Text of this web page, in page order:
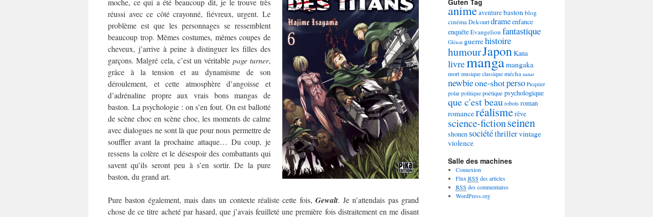
moche, ce qui a été beaucoup dit, je le trouve très
réussi avec ce côté crayonné, fiévreux, urgent. Le
problème est que les personnages se ressemblent
beaucoup trop. Mêmes costumes, mêmes coupes de
cheveux, j’arrive à peine à distinguer les filles des
garçons. Malgré cela, c’est un véritable page turner,
grâce à la tension et au dynamisme de son
déroulement, et cette atmosphère d’angoisse et
d’adrénaline propre aux vrais bons mangas de
baston. La psychologie : on s’en fout. On est ballotté
de scène choc en scène choc, les moments de calme
avec dialogues ne sont là que pour nous permettre de
souffler avant la prochaine attaque… Du coup, je
ressens la colère et le désespoir des combattants qui
savent qu’ils seront peu à s’en sortir. De la pure
baston, du grand art.
Pure baston également, mais dans un contexte réaliste cette fois,Gewalt. Je n’attendais pas grand
chose de ce titre acheté par hasard, que j’avais feuilleté une première fois distraitement en me disant
animeaventurebaston blog
cinémaDelcourtdrameenfance
enquêteEvangelion fantastique
Glénat guerrehistoire
humourJapon Kana
livremangamangaka
mortmusique classiquemécha nanar
newbieone-shotperso Picquier
polar politique poétique psychologique
que c'est beaurobotsroman
romanceréalismerêve
science-fictionseinen
shonen sociététhrillervintage
violence
Salle des machines
Connexion
Flux RSS des articles
RSS des commentaires
WordPress.org